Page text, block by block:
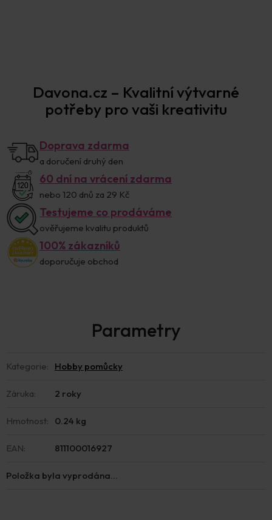
Davona.cz – Kvalitní výtvarné
potřeby pro vaši kreativitu
Doprava zdarma
a doručení druhý den
60 dní na vrácení zdarma
nebo 120 dnů za 29 Kč
Testujeme co prodáváme
ověřujeme kvalitu produktů
100% zákazníků
doporučuje obchod
Kategorie: Hobby pomůcky
Záruka: 2 roky
Hmotnost: 0.24 kg
EAN: 811100016927
Položka byla vyprodána…